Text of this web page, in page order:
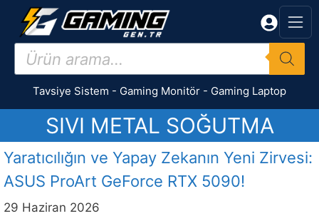
İçeriğe
Products
search
Tavsiye Sistem - Gaming Monitör - Gaming Laptop
SIVI METAL SOĞUTMA
Yaratıcılığın ve Yapay Zekanın Yeni Zirvesi:
ASUS ProArt GeForce RTX 5090!
29 Haziran 2026